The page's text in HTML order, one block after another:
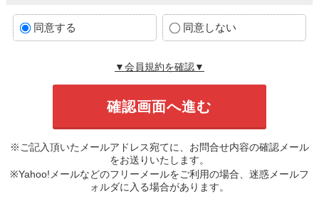
同意する 同意しない
▼会員規約を確認▼
※ご記入頂いたメールアドレス宛てに、お問合せ内容の確認メール
をお送りいたします。
※Yahoo!メールなどのフリーメールをご利用の場合、迷惑メールフ
ォルダに入る場合があります。